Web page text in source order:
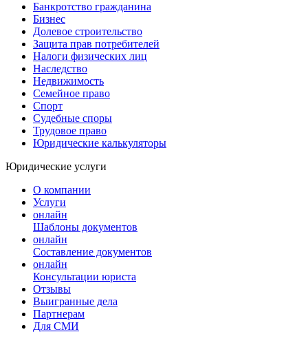
Банкротство гражданина
Бизнес
Долевое строительство
Защита прав потребителей
Налоги физических лиц
Наследство
Недвижимость
Семейное право
Спорт
Судебные споры
Трудовое право
Юридические калькуляторы
Юридические услуги
О компании
Услуги
онлайн
Шаблоны документов
онлайн
Составление документов
онлайн
Консультации юриста
Отзывы
Выигранные дела
Партнерам
Для СМИ